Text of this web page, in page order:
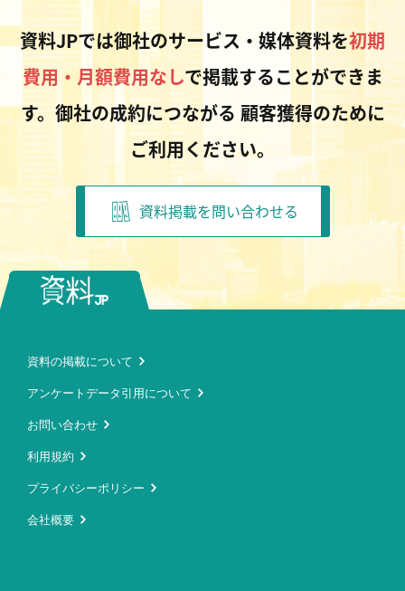
資料JPでは御社のサービス・媒体資料を初期
費用・月額費用なしで掲載することができま
す。御社の成約につながる 顧客獲得のために
ご利用ください。
資料掲載を問い合わせる
資料の掲載について
アンケートデータ引用について
お問い合わせ
利用規約
プライバシーポリシー
会社概要